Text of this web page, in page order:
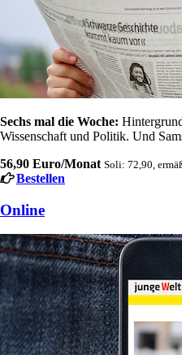
Sechs mal die Woche:
Wissenschaft und Politik. Und
56,90 Euro/Monat Soli: 72,90,
Bestellen
Online